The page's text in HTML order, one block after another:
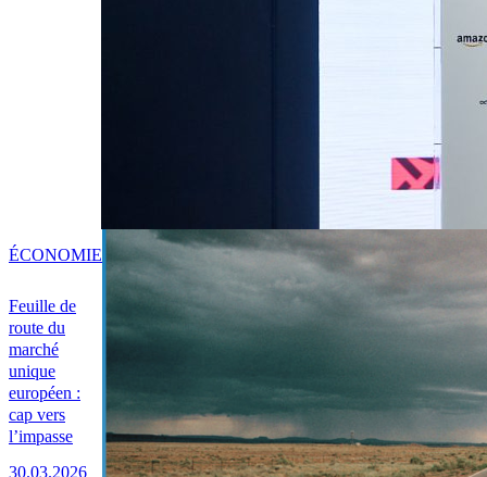
Feuille de
route du
marché
unique
européen :
cap vers
l’impasse
30.03.2026
ÉCONOMIE